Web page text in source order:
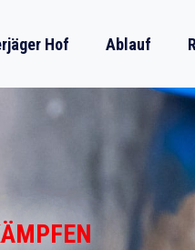
Hof Ablauf